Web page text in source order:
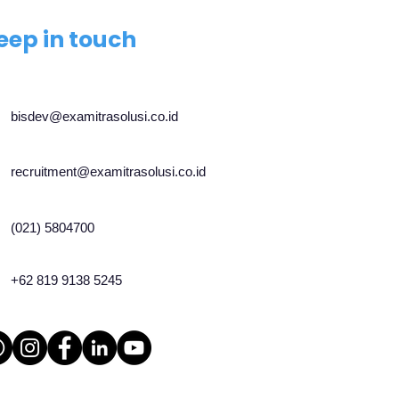
in touch
bisdev@examitrasolusi.co.id
recruitment@examitrasolusi.co.id
(021) 5804700
+62 819 9138 5245